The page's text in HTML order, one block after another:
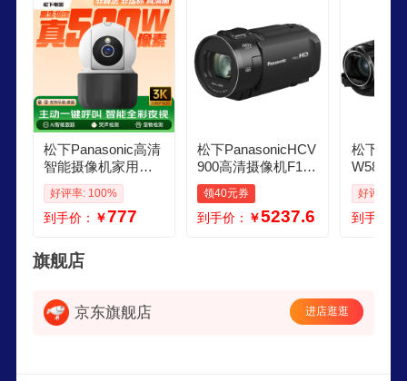
松下Panasonic高清
智能摄像机家用监
控摄像头云台手机
远程婴儿母婴老人
宠物监控器增强全
向语音 3K 500万像
素全彩夜视AI旗舰
G存储卡
好评率: 100%
到手价： ￥777
松下PanasonicHCV
900高清摄像机F18
五轴防抖无线双摄
像头轻便家用 黑 黑
色 官方标配
领40元券
到手价： ￥5237.6
松下
W580高
机摄影
机 双摄
拍便携
好评率:
到手价：
旗舰店
京东旗舰店 进店逛逛